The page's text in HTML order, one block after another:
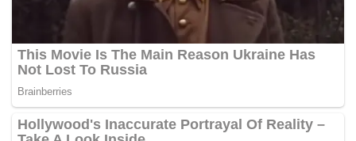
semasa lawatan Tun Dr. Mahathir Mohamad ke Bangkok
Oktober lepas,” menurut kenyataan itu.
Saifuddin dan Pramudwinai turut berbincang beberapa isu
samping isu-isu serantau dan global yang mempunyai
kepentingan bersama.